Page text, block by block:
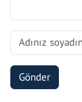
Gönder